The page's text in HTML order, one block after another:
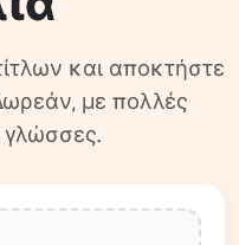
και αποκτήστε
με πολλές